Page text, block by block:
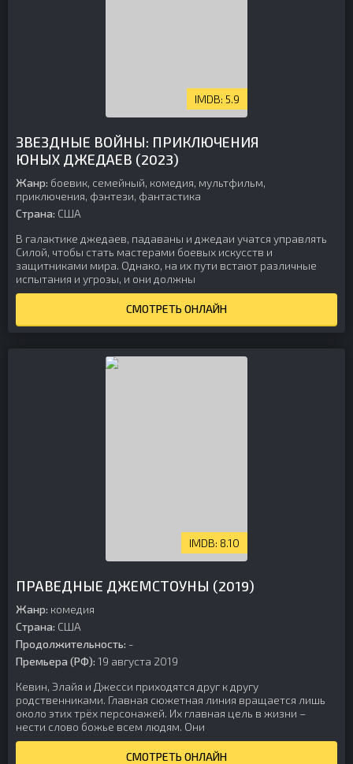
5.9
ЗВЕЗДНЫЕ ВОЙНЫ: ПРИКЛЮЧЕНИЯ
ЮНЫХ ДЖЕДАЕВ (2023)
Жанр: боевик, семейный, комедия, мультфильм,
приключения, фэнтези, фантастика
Страна: США
В галактике джедаев, падаваны и джедаи учатся управлять
Силой, чтобы стать мастерами боевых искусств и
защитниками мира. Однако, на их пути встают различные
испытания и угрозы, и они должны
СМОТРЕТЬ ОНЛАЙН
8.10
ПРАВЕДНЫЕ ДЖЕМСТОУНЫ (2019)
Жанр: комедия
Страна: США
Продолжительность: -
Премьера (РФ): 19 августа 2019
Кевин, Элайя и Джесси приходятся друг к другу
родственниками. Главная сюжетная линия вращается лишь
около этих трёх персонажей. Их главная цель в жизни –
нести слово божье всем людям. Они
СМОТРЕТЬ ОНЛАЙН